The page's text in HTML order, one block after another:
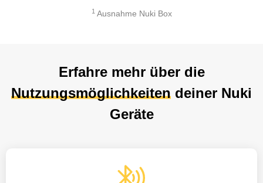
1Ausnahme Nuki Box
Erfahre mehr über die
Nutzungsmöglichkeiten deiner Nuki
Geräte